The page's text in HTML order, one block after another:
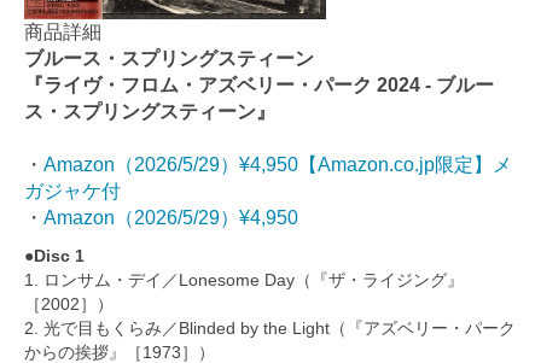
商品詳細
ブルース・スプリングスティーン
『ライヴ・フロム・アズベリー・パーク 2024 - ブルー
ス・スプリングスティーン』
・ Amazon（2026/5/29）¥4,950【Amazon.co.jp限定】メ
ガジャケ付
・ Amazon（2026/5/29）¥4,950
●Disc 1
1. ロンサム・デイ／Lonesome Day（『ザ・ライジング』
［2002］）
2. 光で目もくらみ／Blinded by the Light（『アズベリー・パーク
からの挨拶』［1973］）